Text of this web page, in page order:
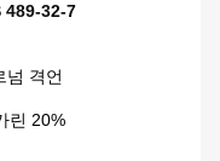
489-32-7
넘 격언
린 20%